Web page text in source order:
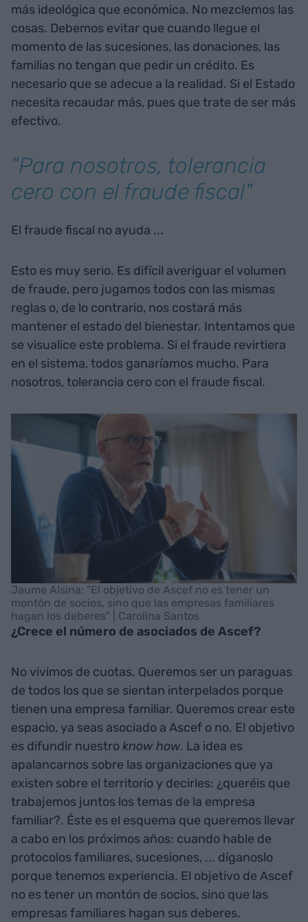
más ideológica que económica. No mezclemos las
cosas. Debemos evitar que cuando llegue el
momento de las sucesiones, las donaciones, las
familias no tengan que pedir un crédito. Es
necesario que se adecue a la realidad. Si el Estado
necesita recaudar más, pues que trate de ser más
efectivo.
"Para nosotros, tolerancia
cero con el fraude fiscal"
El fraude fiscal no ayuda ...
Esto es muy serio. Es difícil averiguar el volumen
de fraude, pero jugamos todos con las mismas
reglas o, de lo contrario, nos costará más
mantener el estado del bienestar. Intentamos que
se visualice este problema. Si el fraude revirtiera
en el sistema, todos ganaríamos mucho. Para
nosotros, tolerancia cero con el fraude fiscal.
Jaume Alsina: "El objetivo de Ascef no es tener un
montón de socios, sino que las empresas familiares
hagan los deberes" | Carolina Santos
¿Crece el número de asociados de Ascef?
No vivimos de cuotas. Queremos ser un paraguas
de todos los que se sientan interpelados porque
tienen una empresa familiar. Queremos crear este
espacio, ya seas asociado a Ascef o no. El objetivo
es difundir nuestroknow how. La idea es
apalancarnos sobre las organizaciones que ya
existen sobre el territorio y decirles: ¿queréis que
trabajemos juntos los temas de la empresa
familiar?. Éste es el esquema que queremos llevar
a cabo en los próximos años: cuando hable de
protocolos familiares, sucesiones, ... díganoslo
porque tenemos experiencia. El objetivo de Ascef
no es tener un montón de socios, sino que las
empresas familiares hagan sus deberes.